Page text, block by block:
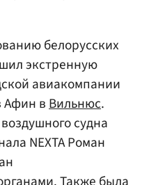
белорусских
экстренную
авиакомпании
Афин вВильнюс.
судна
NEXTA Роман